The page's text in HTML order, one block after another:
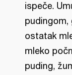
ispeče.
pudingom,
ostatak
mleko
puding,